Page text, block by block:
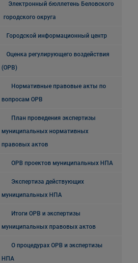
Электронный бюллетень Беловского
городского округа
Городской информационный центр
Оценка регулирующего воздействия
(ОРВ)
Нормативные правовые акты по
вопросам ОРВ
План проведения экспертизы
муниципальных нормативных
правовых актов
ОРВ проектов муниципальных НПА
Экспертиза действующих
муниципальных НПА
Итоги ОРВ и экспертизы
муниципальных правовых актов
О процедурах ОРВ и экспертизы
НПА